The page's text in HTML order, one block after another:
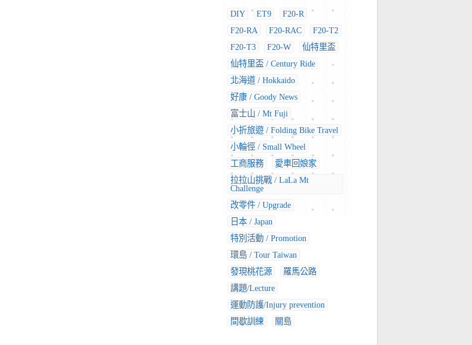
DIY ET9
F20-R
F20-RA
F20-RAC
F20-T2
F20-T3
F20-W
仙特里盃
仙特里盃 / Century Ride
北海道 / Hokkaido
好康 / Goody News
富士山 / Mt Fuji
小折旅遊 / Folding Bike Travel
小輪徑 / Small Wheel
工商服務
愛車回娘家
拉拉山挑戰 / LaLa Mt
Challenge
改零件 / Upgrade
日本 / Japan
特別活動 / Promotion
環島 / Tour Taiwan
發現桃花源
羅馬公路
講題/Lecture
運動防護/Injury prevention
間歇訓練
關島